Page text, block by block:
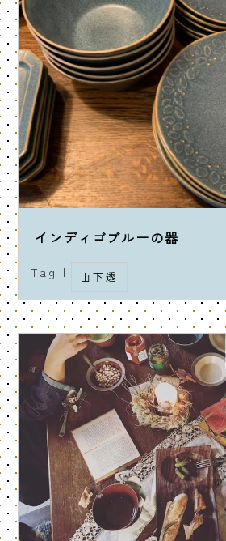
インディゴブルーの器
Tag | 山下透